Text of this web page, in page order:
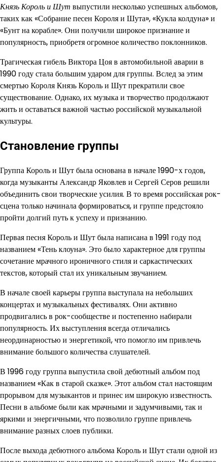
Князь Король и Шут выпустили несколько успешных альбомов,
таких как «Собрание песен Короля и Шута», «Кукла колдуна» и
«Бунт на корабле». Они получили широкое признание и
популярность, приобретя огромное количество поклонников.
Трагическая гибель Виктора Цоя в автомобильной аварии в
1990 году стала большим ударом для группы. Вслед за этим
смертью Короля Князь Король и Шут прекратили свое
существование. Однако, их музыка и творчество продолжают
жить и оставаться важной частью российской музыкальной
культуры.
Становление группы
Группа Король и Шут была основана в начале 1990-х годов,
когда музыканты Александр Яковлев и Сергей Серов решили
объединить свои творческие усилия. В то время российская рок-
сцена только начинала формироваться, и группе предстояло
пройти долгий путь к успеху и признанию.
Первая песня Король и Шут была написана в 1991 году под
названием «Тень клоуна». Это было характерное для группы
сочетание мрачного ироничного стиля и саркастических
текстов, который стал их уникальным звучанием.
В начале своей карьеры группа выступала на небольших
концертах и музыкальных фестивалях. Они активно
продвигались в рок-сообществе и постепенно набирали
популярность. Их выступления всегда отличались
неординарностью и энергетикой, что помогло им привлечь
внимание большого количества слушателей.
В 1996 году группа выпустила свой дебютный альбом под
названием «Как в старой сказке». Этот альбом стал настоящим
прорывом для музыкантов и принес им широкую известность.
Песни в альбоме были как мрачными и задумчивыми, так и
яркими и энергичными, что позволило группе привлечь
внимание разных слоев публики.
После выхода дебютного альбома Король и Шут стали одной из